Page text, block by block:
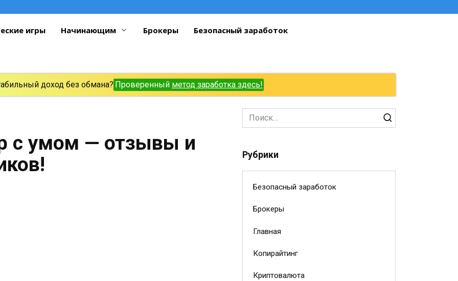
игры Начинающим Брокеры Безопасный заработок
доход без обмана? Проверенный метод заработка здесь!
с умом — отзывы и
Search
for:
Рубрики
Безопасный заработок
Брокеры
Главная
Копирайтинг
Криптовалюта